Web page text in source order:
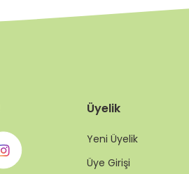
Üyelik
Yeni Üyelik
Üye Girişi